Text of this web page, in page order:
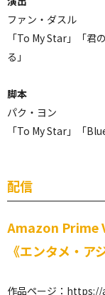
ファン・ダスル
「To My Star」「
る」
脚本
パク・ヨン
「To My Star」「
配信
Amazon Prime
《エンタメ・ア
作品ページ： https://